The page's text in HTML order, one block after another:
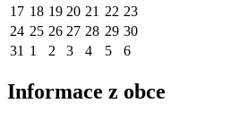
17 18 19 20 21 22 23
24 25 26 27 28 29 30
31 1 2 3 4 5 6
Informace z obce